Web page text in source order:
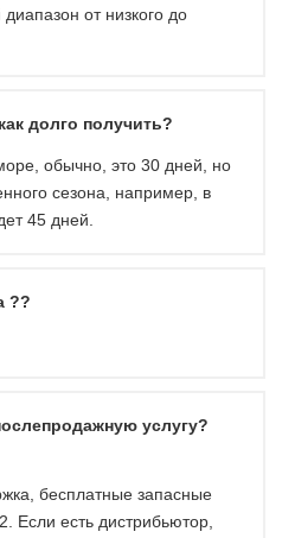
от низкого до
долго получить?
обычно, это 30 дней, но
сезона, например, в
45 дней.
??
услугу?
бесплатные запасные
Если есть дистрибьютор,